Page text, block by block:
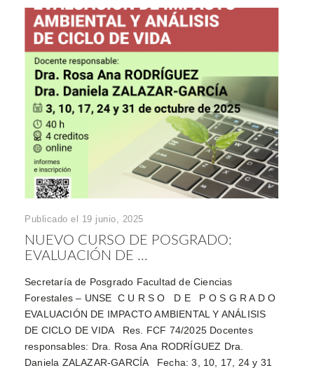
Publicado el 19 junio, 2025
NUEVO CURSO DE POSGRADO:
EVALUACIÓN DE ...
Secretaría de Posgrado Facultad de Ciencias
Forestales – UNSE C U R S O D E P O S G R A D O
EVALUACIÓN DE IMPACTO AMBIENTAL Y ANÁLISIS
DE CICLO DE VIDA Res. FCF 74/2025 Docentes
responsables: Dra. Rosa Ana RODRÍGUEZ Dra.
Daniela ZALAZAR-GARCÍA Fecha: 3, 10, 17, 24 y 31